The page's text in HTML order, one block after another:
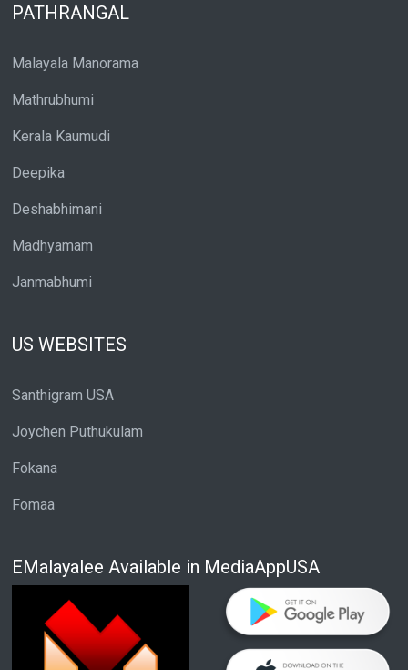
PATHRANGAL
Malayala Manorama
Mathrubhumi
Kerala Kaumudi
Deepika
Deshabhimani
Madhyamam
Janmabhumi
US WEBSITES
Santhigram USA
Joychen Puthukulam
Fokana
Fomaa
EMalayalee Available in MediaAppUSA